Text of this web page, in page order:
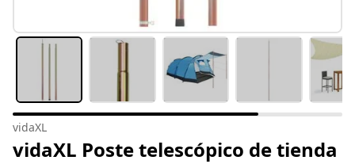
vidaXL
vidaXL Poste telescópico de tienda